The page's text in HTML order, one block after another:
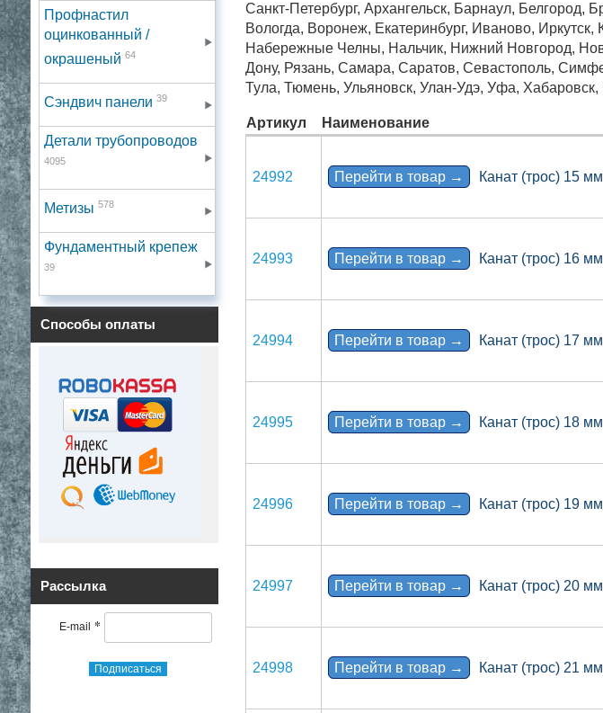
Профнастил
оцинкованный /
окрашеный 64
Сэндвич панели 39
Детали трубопроводов
4095
Метизы 578
Фундаментный крепеж
39
Способы оплаты
Рассылка
E-mail *
Подписаться
Санкт-Петербург, Архангельск, Барнаул, Белгород,
Вологда, Воронеж, Екатеринбург, Иваново,
Набережные Челны, Нальчик, Нижний Новгород,
Дону, Рязань, Самара, Саратов, Севастополь,
Тула, Тюмень, Ульяновск, Улан-Удэ, Уфа,
Артикул Наименование
24992 Перейти в товар → Канат (трос) 15
24993 Перейти в товар → Канат (трос) 16
24994 Перейти в товар → Канат (трос) 17
24995 Перейти в товар → Канат (трос) 18
24996 Перейти в товар → Канат (трос) 19
24997 Перейти в товар → Канат (трос) 20
24998 Перейти в товар → Канат (трос) 21